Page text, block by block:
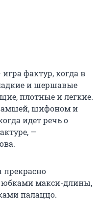
фактур, когда в
и шершавые
плотные и легкие.
шифоном и
идет речь о
—
юбками макси-длины,
палаццо.